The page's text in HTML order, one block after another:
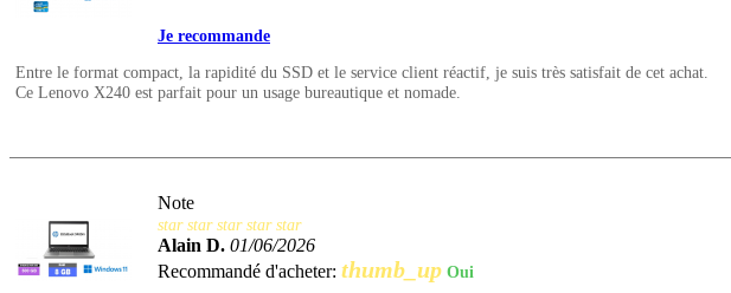
Je recommande
Entre le format compact, la rapidité du SSD et le service client réactif, je suis très satisfait de cet achat.
Ce Lenovo X240 est parfait pour un usage bureautique et nomade.
Note
star star star star star
Alain D. 01/06/2026
Recommandé d'acheter: thumb_up Oui